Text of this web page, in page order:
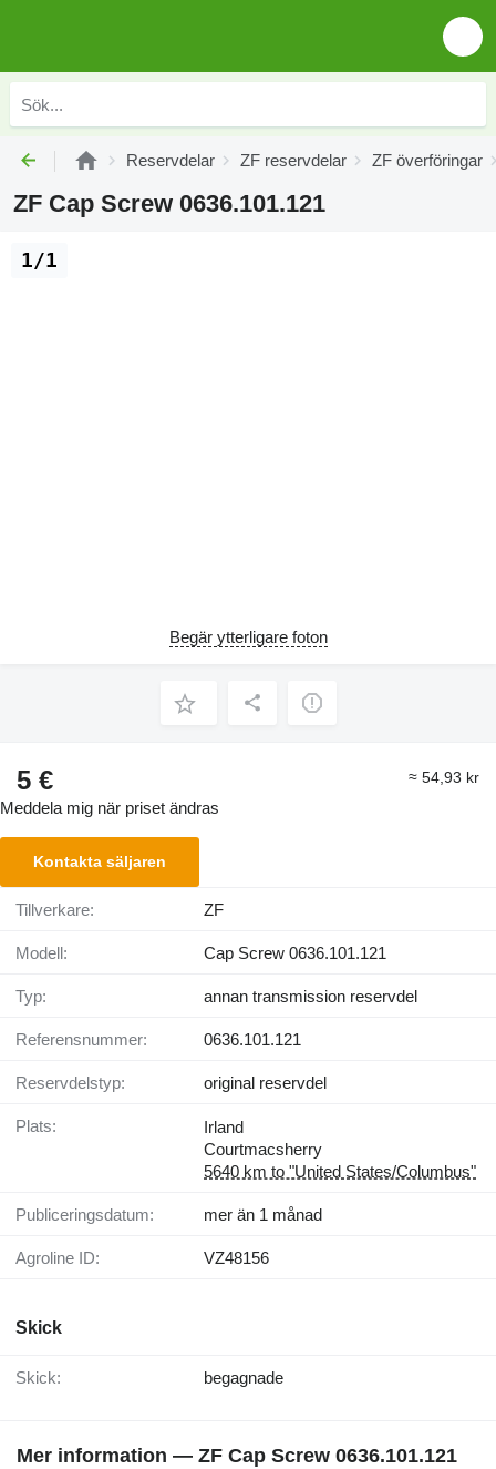
Reservdelar ZF reservdelar ZF överföringar
ZF Cap Screw 0636.101.121
1/1
Begär ytterligare foton
5 € ≈ 54,93 kr
Meddela mig när priset ändras
Kontakta säljaren
Tillverkare: ZF
Modell: Cap Screw 0636.101.121
Typ: annan transmission reservdel
Referensnummer: 0636.101.121
Reservdelstyp: original reservdel
Plats:
Irland
Courtmacsherry
5640 km to "United States/Columbus"
Publiceringsdatum: mer än 1 månad
Agroline ID: VZ48156
Skick
Skick: begagnade
Mer information — ZF Cap Screw 0636.101.121